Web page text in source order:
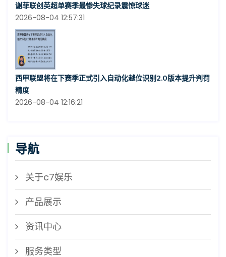
谢菲联创英超单赛季最惨失球纪录震惊球迷
2026-08-04 12:57:31
西甲联盟将在下赛季正式引入自动化越位识别2.0版本提升判罚
精度
2026-08-04 12:16:21
导航
关于c7娱乐
产品展示
资讯中心
服务类型